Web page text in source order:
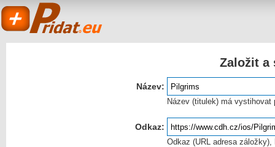
Založit a
Název:
Název (titulek) má vystihovat
Odkaz:
Odkaz (URL adresa záložky),